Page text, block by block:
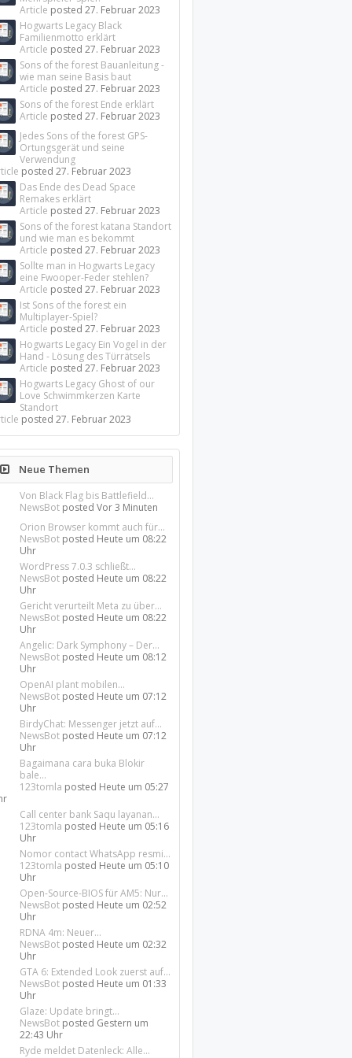
Article posted27. Februar 2023
Hogwarts Legacy Black
Familienmotto erklärt
Article posted27. Februar 2023
Sons of the forest Bauanleitung -
wie man seine Basis baut
Article posted27. Februar 2023
Sons of the forest Ende erklärt
Article posted27. Februar 2023
Jedes Sons of the forest GPS-
Ortungsgerät und seine
Verwendung
posted27. Februar 2023
Das Ende des Dead Space
Remakes erklärt
Article posted27. Februar 2023
Sons of the forest katana Standort
und wie man es bekommt
Article posted27. Februar 2023
Sollte man in Hogwarts Legacy
eine Fwooper-Feder stehlen?
Article posted27. Februar 2023
Ist Sons of the forest ein
Multiplayer-Spiel?
Article posted27. Februar 2023
Hogwarts Legacy Ein Vogel in der
Hand - Lösung des Türrätsels
Article posted27. Februar 2023
Hogwarts Legacy Ghost of our
Love Schwimmkerzen Karte
Standort
posted27. Februar 2023
Neue Themen
Von Black Flag bis Battlefield...
NewsBot postedVor 3 Minuten
Orion Browser kommt auch für...
NewsBot posted Heute um 08:22
Uhr
WordPress 7.0.3 schließt...
NewsBot posted Heute um 08:22
Uhr
Gericht verurteilt Meta zu über...
NewsBot posted Heute um 08:22
Uhr
Angelic: Dark Symphony – Der...
NewsBot posted Heute um 08:12
Uhr
OpenAI plant mobilen...
NewsBot posted Heute um 07:12
Uhr
BirdyChat: Messenger jetzt auf...
NewsBot posted Heute um 07:12
Uhr
Bagaimana cara buka Blokir
bale...
123tomla posted Heute um 05:27
Call center bank Saqu layanan...
123tomla posted Heute um 05:16
Uhr
Nomor contact WhatsApp resmi...
123tomla posted Heute um 05:10
Uhr
Open-Source-BIOS für AM5: Nur...
NewsBot posted Heute um 02:52
Uhr
RDNA 4m: Neuer...
NewsBot posted Heute um 02:32
Uhr
GTA 6: Extended Look zuerst auf...
NewsBot posted Heute um 01:33
Uhr
Glaze: Update bringt...
NewsBot posted Gestern um
22:43 Uhr
Ryde meldet Datenleck: Alle...